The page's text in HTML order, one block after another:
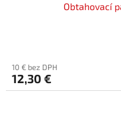
Obtahovací
10 € bez DPH
12,30 €